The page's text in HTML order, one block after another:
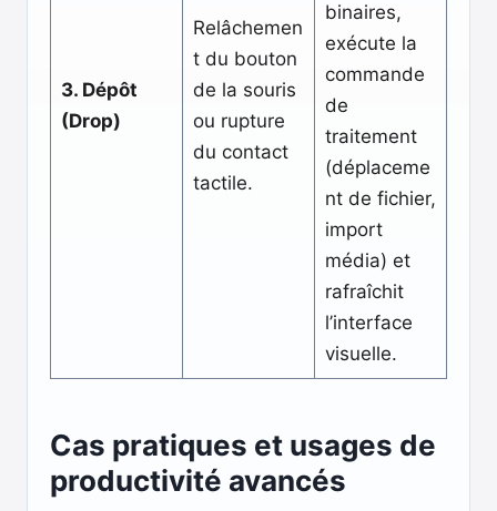
3. Dépôt
(Drop)
Relâchemen
t du bouton
de la souris
ou rupture
du contact
tactile.
binaires,
exécute la
commande
de
traitement
(déplaceme
nt de fichier,
import
média) et
rafraîchit
l’interface
visuelle.
Cas pratiques et usages de
productivité avancés